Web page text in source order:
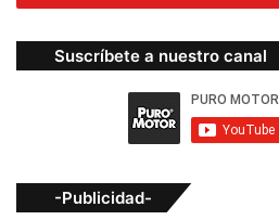
Suscríbete a nuestro canal
-Publicidad-